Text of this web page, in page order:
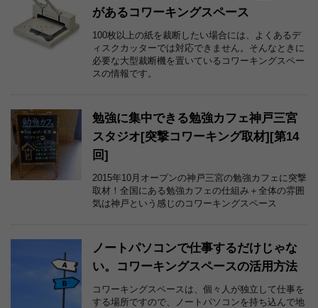
があるコワーキングスペース
100枚以上の紙を裁断したい場合には、よくあるデ
ィスクカッターでは対応できません。そんなときに
必要な大型裁断機を置いているコワーキングスペー
スの情報です。
勉強に集中できる勉強カフェ神戸三宮
スタジオ[突撃コワーキング取材][第14
回]
2015年10月オープンの神戸三宮の勉強カフェに突撃
取材！全国にある勉強カフェの仕組み＋全体の雰囲
気は神戸という感じのコワーキングスペース
ノートパソコンで仕事するだけじゃな
い。コワーキングスペースの活用方法
コワーキングスペースは、個々人が独立して仕事を
する場所ですので、ノートパソコンを持ち込んで地